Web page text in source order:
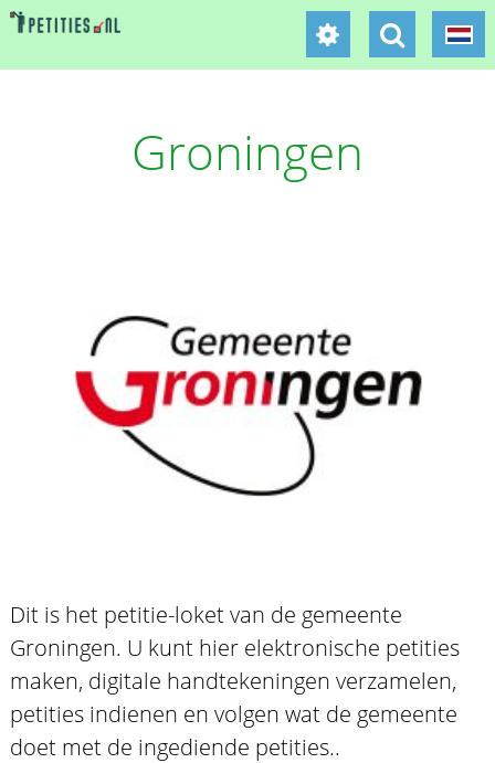
Groningen
Dit is het petitie-loket van de gemeente
Groningen. U kunt hier elektronische petities
maken, digitale handtekeningen verzamelen,
petities indienen en volgen wat de gemeente
doet met de ingediende petities..